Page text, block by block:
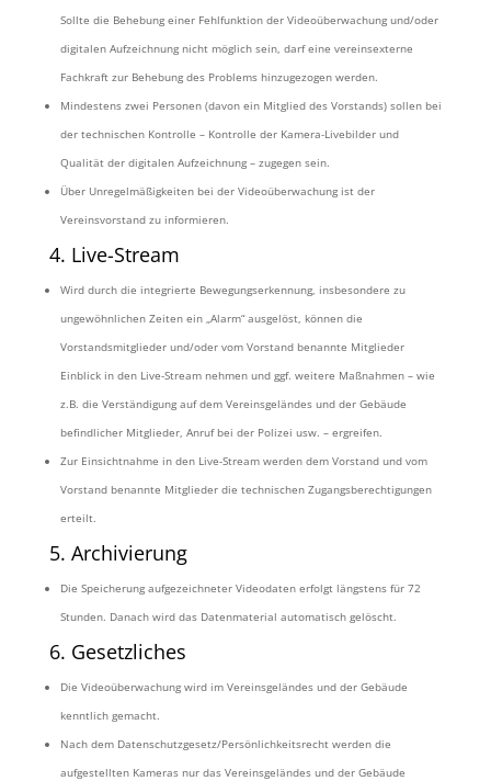
Sollte die Behebung einer Fehlfunktion der Videoüberwachung und/oder
digitalen Aufzeichnung nicht möglich sein, darf eine vereinsexterne
Fachkraft zur Behebung des Problems hinzugezogen werden.
Mindestens zwei Personen (davon ein Mitglied des Vorstands) sollen bei
der technischen Kontrolle – Kontrolle der Kamera-Livebilder und
Qualität der digitalen Aufzeichnung – zugegen sein.
Über Unregelmäßigkeiten bei der Videoüberwachung ist der
Vereinsvorstand zu informieren.
4. Live-Stream
Wird durch die integrierte Bewegungserkennung, insbesondere zu
ungewöhnlichen Zeiten ein „Alarm“ ausgelöst, können die
Vorstandsmitglieder und/oder vom Vorstand benannte Mitglieder
Einblick in den Live-Stream nehmen und ggf. weitere Maßnahmen – wie
z.B. die Verständigung auf dem Vereinsgeländes und der Gebäude
befindlicher Mitglieder, Anruf bei der Polizei usw. – ergreifen.
Zur Einsichtnahme in den Live-Stream werden dem Vorstand und vom
Vorstand benannte Mitglieder die technischen Zugangsberechtigungen
erteilt.
5. Archivierung
Die Speicherung aufgezeichneter Videodaten erfolgt längstens für 72
Stunden. Danach wird das Datenmaterial automatisch gelöscht.
6. Gesetzliches
Die Videoüberwachung wird im Vereinsgeländes und der Gebäude
kenntlich gemacht.
Nach dem Datenschutzgesetz/Persönlichkeitsrecht werden die
aufgestellten Kameras nur das Vereinsgeländes und der Gebäude